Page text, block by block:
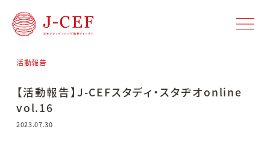
活動報告
【活動報告】J-CEFスタディ・スタヂオonline
vol.16
2023.07.30